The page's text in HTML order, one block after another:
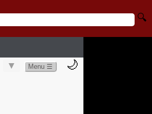
🔍
▼ Menu ☰ 🌙